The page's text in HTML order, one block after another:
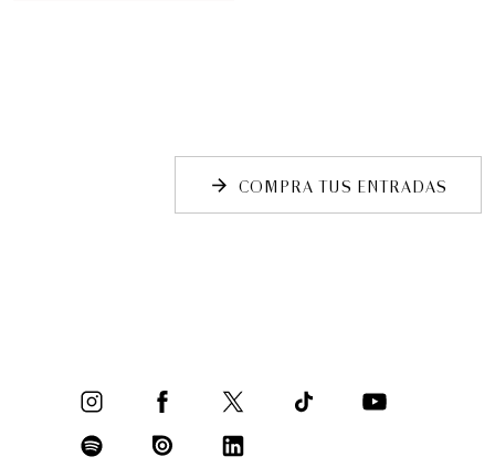
arrow_forward COMPRA TUS ENTRADAS